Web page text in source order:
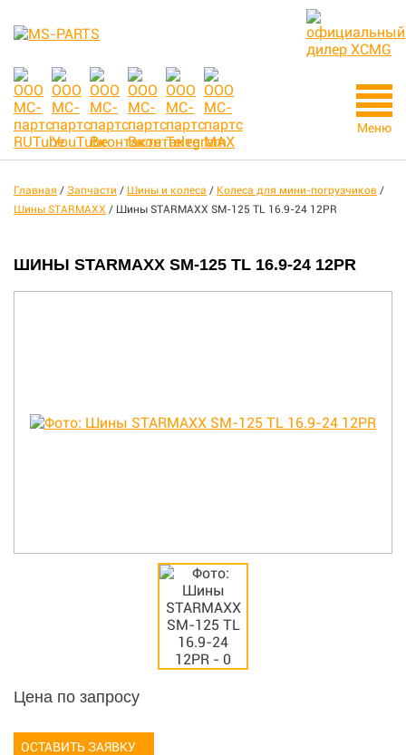
Меню
Главная / Запчасти / Шины и колеса / Колеса для мини-погрузчиков /
Шины STARMAXX / Шины STARMAXX SM-125 TL 16.9-24 12PR
ШИНЫ STARMAXX SM-125 TL 16.9-24 12PR
Цена по запросу
ОСТАВИТЬ ЗАЯВКУ